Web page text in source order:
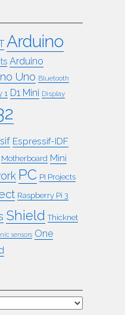
Arduino
Arduino
Uno Bluetooth
1 D1 Mini Display
Espressif-IDF
Motherboard Mini
PC PI Projects
Raspberry Pi 3
Shield Thicknet
sensors One